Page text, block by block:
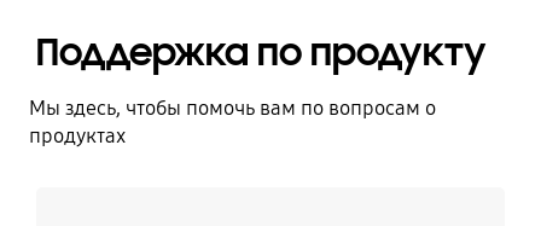
Поддержка по продукту
Мы здесь, чтобы помочь вам по вопросам о
продуктах